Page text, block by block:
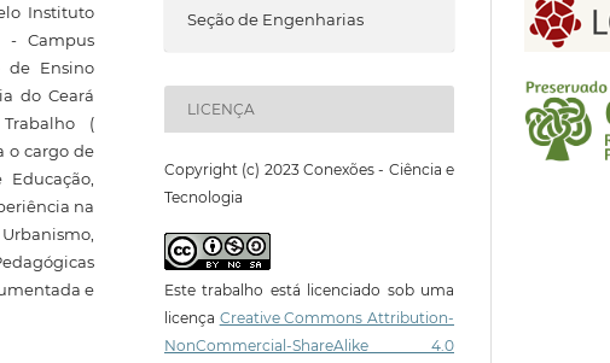
Instituto
- Campus
de Ensino
do Ceará
(
o cargo de
na
e
Seção de Engenharias
LICENÇA
Copyright (c) 2023 Conexões - Ciência e
Tecnologia
Este trabalho está licenciado sob uma
licença Creative Commons Attribution-
NonCommercial-ShareAlike 4.0